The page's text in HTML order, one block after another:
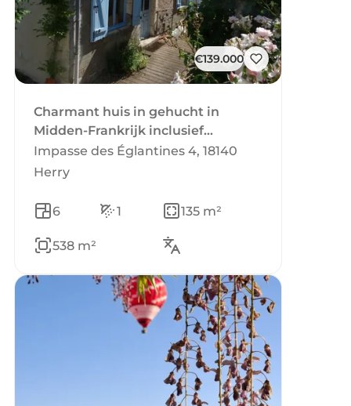
€139.000
Charmant huis in gehucht in
Midden-Frankrijk inclusief
inboedel.
Impasse des Églantines 4, 18140
Herry
6 1 135 m²
538 m²